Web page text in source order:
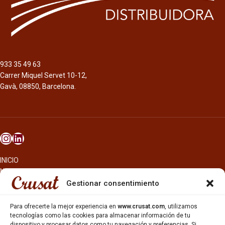
Gestionar consentimiento
Para ofrecerte la mejor experiencia en www.crusat.com, utilizamos
tecnologías como las cookies para almacenar información de tu
fermentación en botella, de color
933 35 49 63
Carrer Miquel Servet 10-12,
Gavà, 08850, Barcelona.
INICIO
NOSOTROS
CERVEZAS
OTROS PRODUCTOS
REPARTO EN BARCELONA